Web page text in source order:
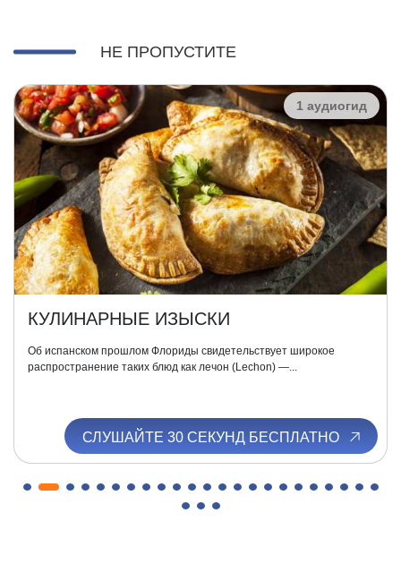
НЕ ПРОПУСТИТЕ
1 аудиогид
КУЛИНАРНЫЕ ИЗЫСКИ
Об испанском прошлом Флориды свидетельствует широкое
распространение таких блюд как лечон (Lechon) —...
СЛУШАЙТЕ 30 СЕКУНД БЕСПЛАТНО